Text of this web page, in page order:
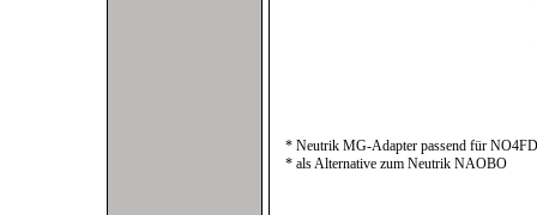
* Neutrik MG-Adapter passend für
* als Alternative zum Neutrik NAOBO